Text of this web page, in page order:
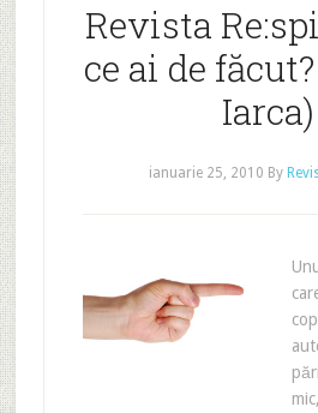
Revista
ce ai de
Iarca)
ianuarie 25, 2010 By